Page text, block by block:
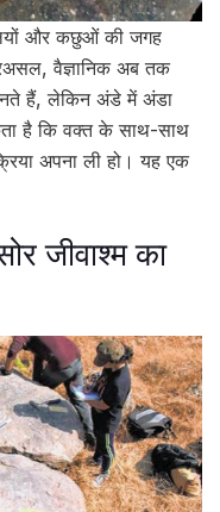
और कछुओं की जगह
वैज्ञानिक अब तक
हैं, लेकिन अंडे में अंडा
है कि वक्त के साथ-साथ
अपना ली हो। यह एक
जीवाश्म का